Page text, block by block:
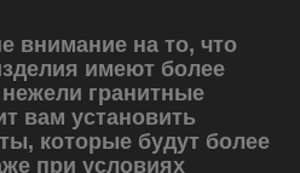
внимание на то, что
имеют более
гранитные
вам установить
которые будут более
при условиях